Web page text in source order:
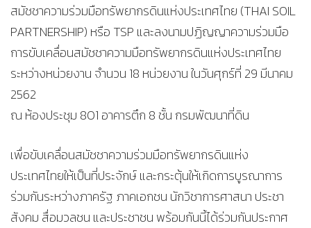
สมัชชาความร่วมมือทรัพยากรดินแห่งประเทศไทย (THAI SOIL
PARTNERSHIP) หรือ TSP และลงนามปฏิญญาความร่วมมือ
การขับเคลื่อนสมัชชาความมือทรัพยากรดินแห่งประเทศไทย
ระหว่างหน่วยงาน จำนวน 18 หน่วยงาน ในวันศุกร์ที่ 29 มีนาคม
2562
ณ ห้องประชุม 801 อาคารตึก 8 ชั้น กรมพัฒนาที่ดิน
เพื่อขับเคลื่อนสมัชชาความร่วมมือทรัพยากรดินแห่ง
ประเทศไทยให้เป็นที่ประจักษ์ และกระตุ้นให้เกิดการบูรณาการ
ร่วมกันระหว่างภาครัฐ ภาคเอกชน นักวิชาการศาสนา ประชา
สังคม สื่อมวลชน และประชาชน พร้อมกันนี้ได้ร่วมกันประกาศ